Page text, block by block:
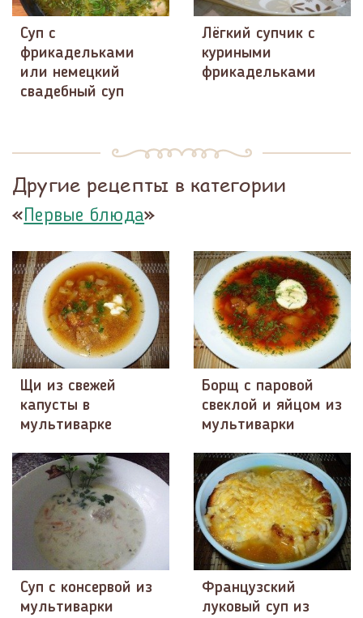
Суп с
фрикадельками
или немецкий
свадебный суп
Лёгкий супчик с
куриными
фрикадельками
Другие рецепты в категории
«Первые блюда»
Щи из свежей
капусты в
мультиварке
Борщ с паровой
свеклой и яйцом из
мультиварки
Суп с консервой из
мультиварки
Французский
луковый суп из